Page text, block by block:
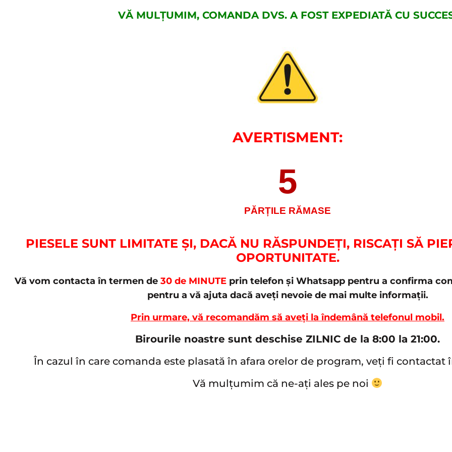
VĂ MULȚUMIM, COMANDA DVS. A FOST EXPEDIATĂ CU
AVERTISMENT:
PĂRȚILE RĂMASE
5
PIESELE SUNT LIMITATE ȘI, DACĂ NU RĂSPUNDEȚI, RISCAȚI SĂ
OPORTUNITATE.
Vă vom contacta în termen de 30 de MINUTEprin telefon și Whatsapp pentru a confirma
pentru a vă ajuta dacă aveți nevoie de mai multe informații.
Prin urmare, vă recomandăm să aveți la îndemână telefonul mobil.
Birourile noastre sunt deschise ZILNIC de la 8:00 la 21:00.
În cazul în care comanda este plasată în afara orelor de program, veți fi contactat
Vă mulțumim că ne-ați ales pe noi